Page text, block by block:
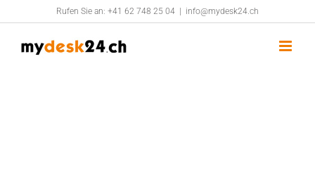
springen
Rufen Sie an: +41 62 748 25 04 info@mydesk24.ch